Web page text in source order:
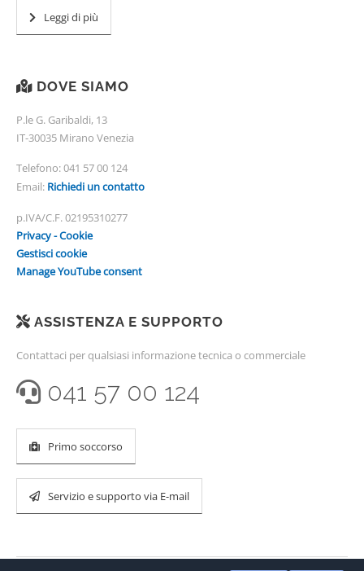
Leggi di più
DOVE SIAMO
P.le G. Garibaldi, 13
IT-30035 Mirano Venezia
Telefono:041 57 00 124
Email: Richiedi un contatto
p.IVA/C.F. 02195310277
Privacy - Cookie
Gestisci cookie
Manage YouTube consent
ASSISTENZA E SUPPORTO
Contattaci per qualsiasi informazione tecnica o commerciale
041 57 00 124
Primo soccorso
Servizio e supporto via E-mail